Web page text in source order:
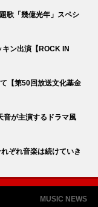
歌「幾億光年」スペシ
キン出演【ROCK IN
【第50回放送文化基金
音が主演するドラマ風
ぞれ音楽は続けていき
MUSIC NEWS